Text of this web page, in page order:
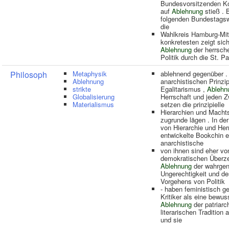
Bundesvorsitzenden
auf Ablehnung stieß .
folgenden
die
Wahlkreis Hamburg-
konkretesten zeigt
Ablehnung der
Politik durch die St.
Philosoph Metaphysik
Ablehnung
strikte
Globalisierung
Materialismus
ablehnend gegenüber
anarchistischen
Egalitarismus ,
Herrschaft und jeden
setzen die prinzipielle
Hierarchien und
zugrunde lägen . In
von Hierarchie und
entwickelte Bookchin
anarchistische
von ihnen sind eher
demokratischen
Ablehnung der
Ungerechtigkeit und
Vorgehens von Politik
- haben feministisch
Kritiker als eine
Ablehnung der
literarischen Tradition
und sie